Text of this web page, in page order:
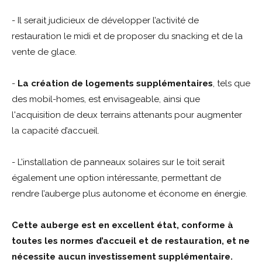
- Il serait judicieux de développer l’activité de
restauration le midi et de proposer du snacking et de la
vente de glace.
- La création de logements supplémentaires , tels que
des mobil-homes, est envisageable, ainsi que
l'acquisition de deux terrains attenants pour augmenter
la capacité d’accueil.
- L’installation de panneaux solaires sur le toit serait
également une option intéressante, permettant de
rendre l’auberge plus autonome et économe en énergie.
Cette auberge est en excellent état, conforme à
toutes les normes d’accueil et de restauration, et ne
nécessite aucun investissement supplémentaire.